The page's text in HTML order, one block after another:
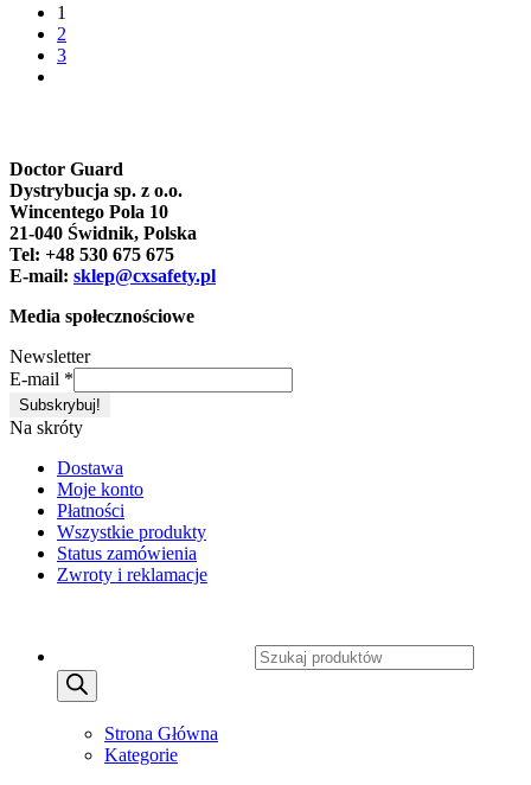
1
2
3
Doctor Guard
Dystrybucja sp. z o.o.
Wincentego Pola 10
21-040 Świdnik, Polska
Tel: +48 530 675 675
E-mail: sklep@cxsafety.pl
Media społecznościowe
Newsletter
E-mail *
Na skróty
Dostawa
Moje konto
Płatności
Wszystkie produkty
Status zamówienia
Zwroty i reklamacje
Strona Główna
Kategorie